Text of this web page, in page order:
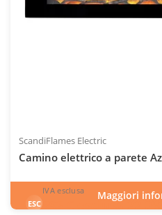
ScandiFlames Electric
Camino elettrico a parete
ESC
IVA esclusa
893€esclusa
Maggiori